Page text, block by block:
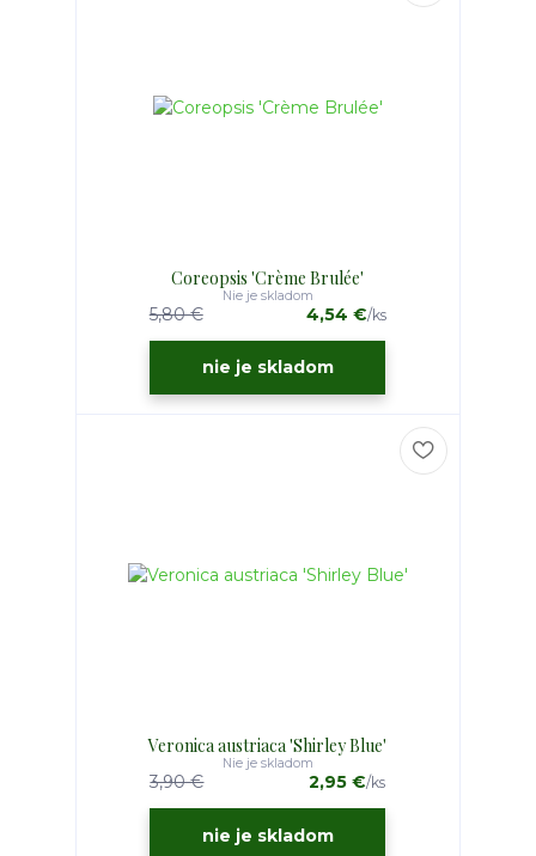
Coreopsis 'Crème Brulée'
5,80 € 4,54 €/ks
Nie je skladom
nie je skladom
Veronica austriaca 'Shirley Blue'
3,90 € 2,95 €/ks
Nie je skladom
nie je skladom